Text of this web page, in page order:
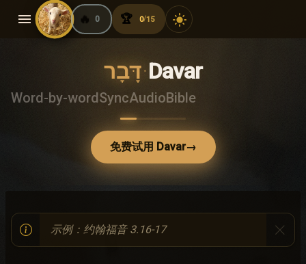
menu 🔥 0 🏆 0/15 light_mode
דָּבָר·Davar
Word-by-wordSyncAudioBible
免费试用 Davar→